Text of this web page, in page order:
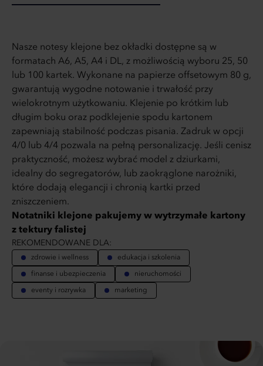
Nasze notesy klejone bez okładki dostępne są w
formatach A6, A5, A4 i DL, z możliwością wyboru 25, 50
lub 100 kartek. Wykonane na papierze offsetowym 80 g,
gwarantują wygodne notowanie i trwałość przy
wielokrotnym użytkowaniu. Klejenie po krótkim lub
długim boku oraz podklejenie spodu kartonem
zapewniają stabilność podczas pisania. Zadruk w opcji
4/0 lub 4/4 pozwala na pełną personalizację. Jeśli cenisz
praktyczność, możesz wybrać model z dziurkami,
idealny do segregatorów, lub zaokrąglone narożniki,
które dodają elegancji i chronią kartki przed
zniszczeniem.
Notatniki klejone pakujemy w wytrzymałe kartony
z tektury falistej
REKOMENDOWANE DLA:
zdrowie i wellness edukacja i szkolenia
finanse i ubezpieczenia nieruchomości
eventy i rozrywka marketing